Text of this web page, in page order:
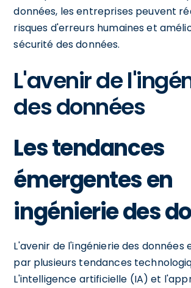
données, les entreprises peuvent
risques d'erreurs humaines et
sécurité des données.
L'avenir de
des données
Les tendances
émergentes en
ingénierie des
L'avenir de l'ingénierie des données
par plusieurs tendances
L'intelligence artificielle (IA) et